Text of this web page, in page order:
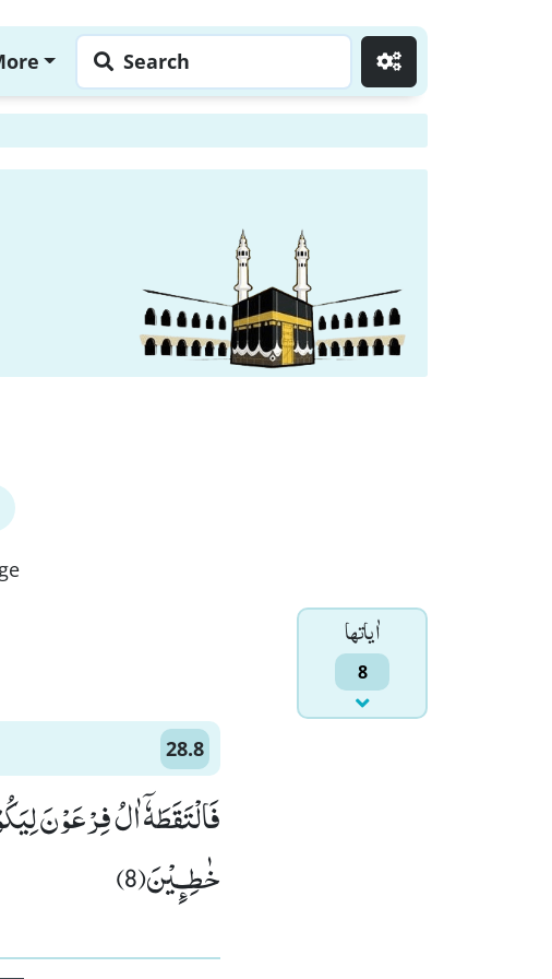
Search
اٰياتها
8
28.8
فَالْتَقَطَهٗۤ اٰلُ فِرْعَوْنَ
خٰطِـٕیْنَ(8)